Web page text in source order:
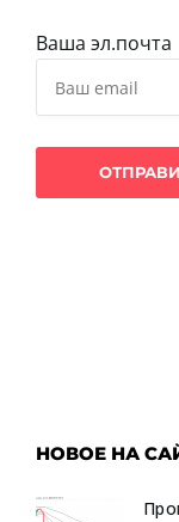
Ваша эл.почта
НОВОЕ НА